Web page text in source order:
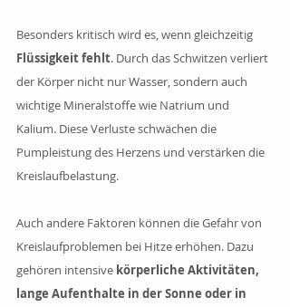
Besonders kritisch wird es, wenn gleichzeitig
Flüssigkeit fehlt. Durch das Schwitzen verliert
der Körper nicht nur Wasser, sondern auch
wichtige Mineralstoffe wie Natrium und
Kalium. Diese Verluste schwächen die
Pumpleistung des Herzens und verstärken die
Kreislaufbelastung.
Auch andere Faktoren können die Gefahr von
Kreislaufproblemen bei Hitze erhöhen. Dazu
gehören intensive körperliche Aktivitäten,
lange Aufenthalte in der Sonne oder in